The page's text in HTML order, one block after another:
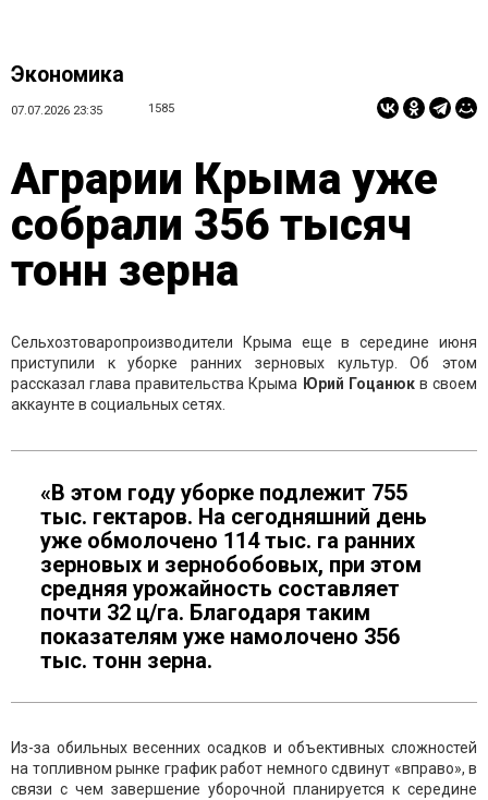
Экономика
07.07.2026 23:35 1585
Аграрии Крыма уже
собрали 356 тысяч
тонн зерна
Сельхозтоваропроизводители Крыма еще в середине июня
приступили к уборке ранних зерновых культур. Об этом
рассказал глава правительства Крыма Юрий Гоцанюкв своем
аккаунте в социальных сетях.
«В этом году уборке подлежит 755
тыс. гектаров. На сегодняшний день
уже обмолочено 114 тыс. га ранних
зерновых и зернобобовых, при этом
средняя урожайность составляет
почти 32 ц/га. Благодаря таким
показателям уже намолочено 356
тыс. тонн зерна.
Из-за обильных весенних осадков и объективных сложностей
на топливном рынке график работ немного сдвинут «вправо», в
связи с чем завершение уборочной планируется к середине